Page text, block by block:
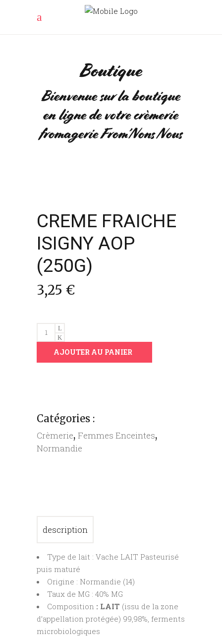
Boutique
Bienvenue sur la boutique
en ligne de votre crèmerie
fromagerie From’Nons Nous
CREME FRAICHE
ISIGNY AOP
(250G)
3,25 €
CREME
FRAICHE
ISIGNY
AOP
AJOUTER AU PANIER
Catégories :
Crèmerie, Femmes Enceintes,
Normandie
description
Type de lait : Vache LAIT Pasteurisé
puis maturé
Origine : Normandie (14)
Taux de MG : 40% MG
Composition : LAIT (issu de la zone
d’appellation protégée) 99,98%, ferments
microbiologiques